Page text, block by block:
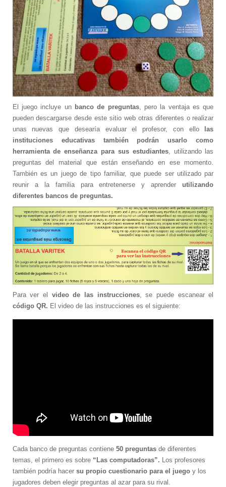
El juego incluye un banco de preguntas, pero la ventaja es que
pueden descargarse desde este sitio web otras diferentes o realizar
unas nuevas que desearía evaluar el profesor, con ello
las
instituciones educativas también podrán usarlo como
herramienta de enseñanza para sus estudiantes, utilizando las
preguntas del material que están enseñando en ese momento.
También es un juego de tipo familiar, que puede ser utilizado par
reunir a la familia para entretenerse y aprenderutilizando
diferentes bancos de preguntas.
Para ver el video de las instrucciones, se puede escanear el
código QR. El video de las instrucciones es el siguiente:
Cada banco de preguntas contiene 50 preguntasde diferentes
temas, el primero es sobre “Las computadoras”. Los profesores
también podría hacer su propio cuestionario para el juegoy los
jugadores deben elegir preguntas al azar para su rival.